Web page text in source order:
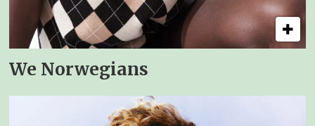
We Norwegians